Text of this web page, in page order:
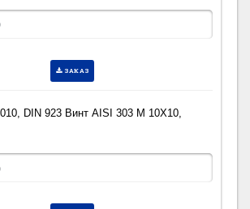
ЗАКАЗ
DIN 923 Винт AISI 303 M 10X10,